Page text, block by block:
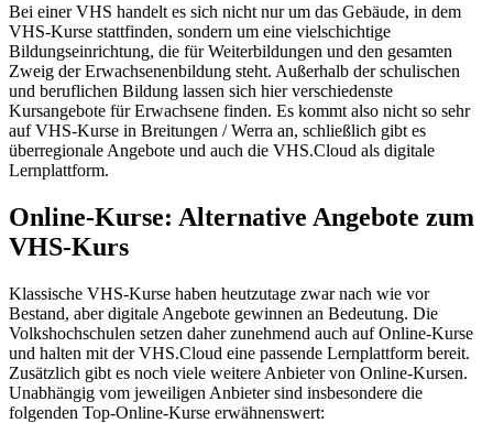
Bei einer VHS handelt es sich nicht nur um das Gebäude, in dem
VHS-Kurse stattfinden, sondern um eine vielschichtige
Bildungseinrichtung, die für Weiterbildungen und den gesamten
Zweig der Erwachsenenbildung steht. Außerhalb der schulischen
und beruflichen Bildung lassen sich hier verschiedenste
Kursangebote für Erwachsene finden. Es kommt also nicht so sehr
auf VHS-Kurse in Breitungen / Werra an, schließlich gibt es
überregionale Angebote und auch die VHS.Cloud als digitale
Lernplattform.
Online-Kurse: Alternative Angebote zum
VHS-Kurs
Klassische VHS-Kurse haben heutzutage zwar nach wie vor
Bestand, aber digitale Angebote gewinnen an Bedeutung. Die
Volkshochschulen setzen daher zunehmend auch auf Online-Kurse
und halten mit der VHS.Cloud eine passende Lernplattform bereit.
Zusätzlich gibt es noch viele weitere Anbieter von Online-Kursen.
Unabhängig vom jeweiligen Anbieter sind insbesondere die
folgenden Top-Online-Kurse erwähnenswert: